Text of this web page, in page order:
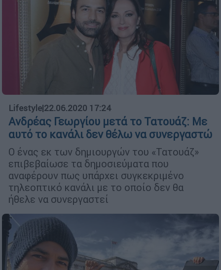
Lifestyle|22.06.2020 17:24
Ανδρέας Γεωργίου μετά το Τατουάζ: Με
αυτό το κανάλι δεν θέλω να συνεργαστώ
Ο ένας εκ των δημιουργών του «Τατουάζ»
επιβεβαίωσε τα δημοσιεύματα που
αναφέρουν πως υπάρχει συγκεκριμένο
τηλεοπτικό κανάλι με το οποίο δεν θα
ήθελε να συνεργαστεί